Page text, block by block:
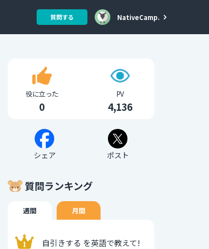
質問する NativeCamp.
役に立った
0
PV
4,136
シェア ポスト
質問ランキング
週間 月間
自引きする を英語で教えて!